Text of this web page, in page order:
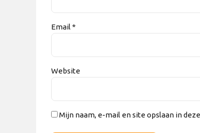
Email *
Website
Mijn naam, e-mail en site opslaan in